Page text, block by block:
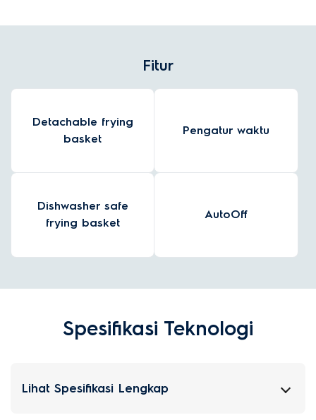
Fitur
Detachable frying
basket
Pengatur waktu
Dishwasher safe
frying basket
AutoOff
Spesifikasi Teknologi
Lihat Spesifikasi Lengkap